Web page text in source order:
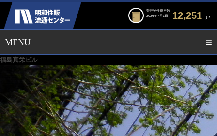
管理物件総戸数
2026年7月1日
12,251 戸
福島真栄ビル